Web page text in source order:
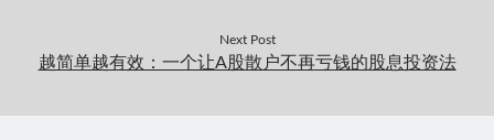
Next Post
越简单越有效：一个让A股散户不再亏钱的股息投资法